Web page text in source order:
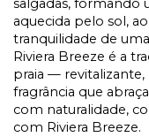
salgadas, formando
aquecida pelo sol,
tranquilidade de
Riviera Breeze é a
praia — revitalizante,
fragrância que
com naturalidade,
com Riviera Breeze.